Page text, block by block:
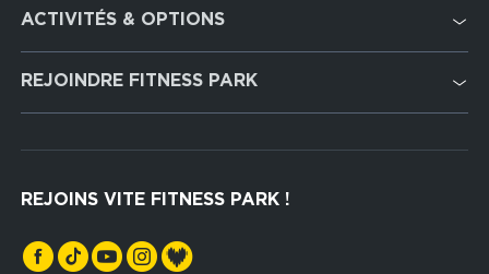
services
ACTIVITÉS & OPTIONS
Cardio Training
Musculation
Hyrox Zone
Cross Training
REJOINDRE FITNESS PARK
REJOINS VITE FITNESS PARK !